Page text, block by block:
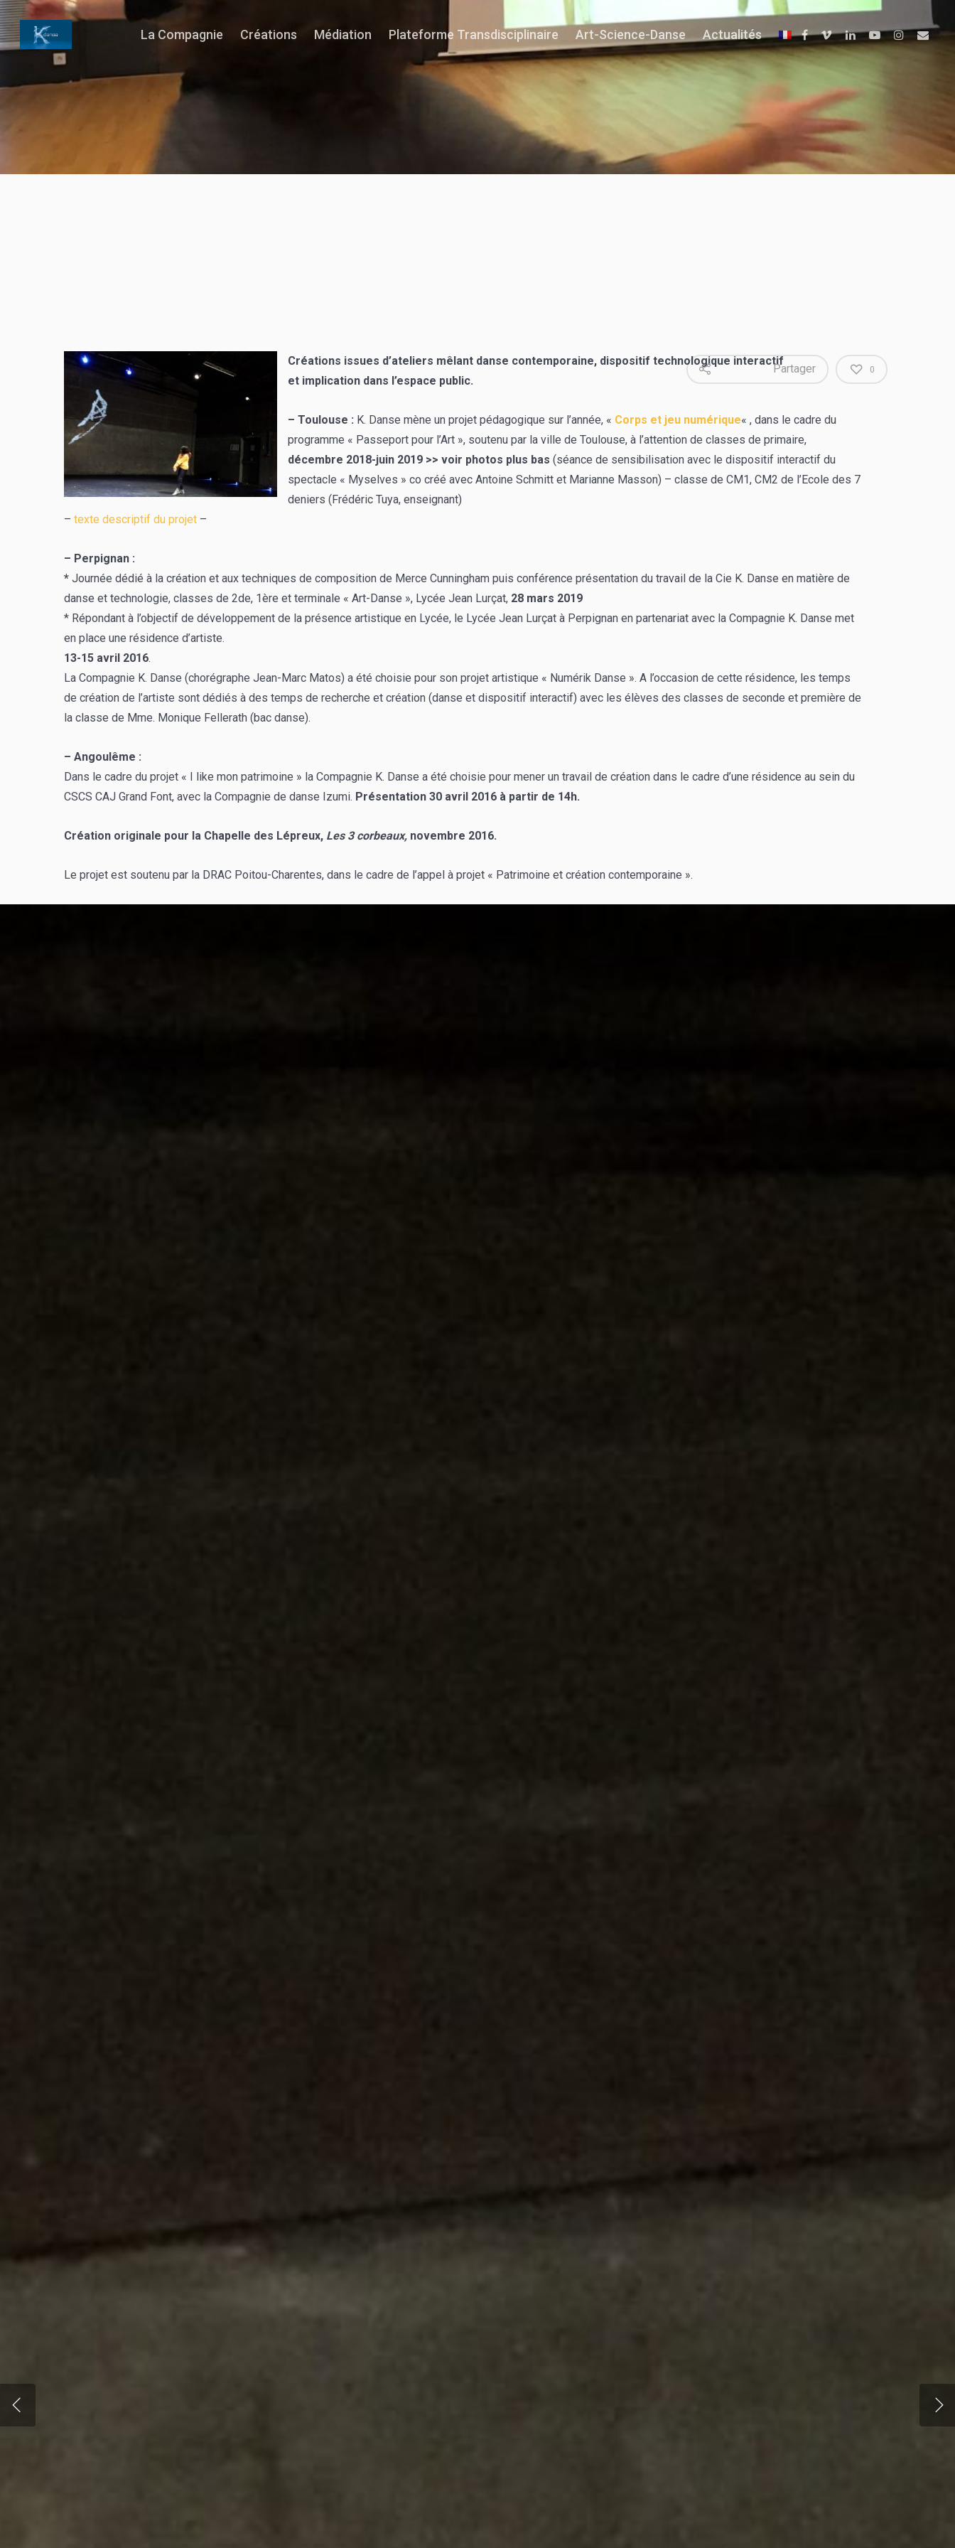
La Compagnie Créations Médiation Plateforme Transdisciplinaire Art-Science-Danse Actualités
Partager 0
Créations issues d’ateliers mêlant danse contemporaine, dispositif technologique interactif
et implication dans l’espace public.
– Toulouse : K. Danse mène un projet pédagogique sur l’année, « Corps et jeu numérique« , dans le cadre du
programme « Passeport pour l’Art », soutenu par la ville de Toulouse, à l’attention de classes de primaire,
décembre 2018-juin 2019 >> voir photos plus bas (séance de sensibilisation avec le dispositif interactif du
spectacle « Myselves » co créé avec Antoine Schmitt et Marianne Masson) – classe de CM1, CM2 de l’Ecole des 7
deniers (Frédéric Tuya, enseignant)
– texte descriptif du projet –
– Perpignan :
* Journée dédié à la création et aux techniques de composition de Merce Cunningham puis conférence présentation du travail de la Cie K. Danse en matière de
danse et technologie, classes de 2de, 1ère et terminale « Art-Danse », Lycée Jean Lurçat, 28 mars 2019
* Répondant à l’objectif de développement de la présence artistique en Lycée, le Lycée Jean Lurçat à Perpignan en partenariat avec la Compagnie K. Danse met
en place une résidence d’artiste.
13-15 avril 2016.
La Compagnie K. Danse (chorégraphe Jean-Marc Matos) a été choisie pour son projet artistique « Numérik Danse ». A l’occasion de cette résidence, les temps
de création de l’artiste sont dédiés à des temps de recherche et création (danse et dispositif interactif) avec les élèves des classes de seconde et première de
la classe de Mme. Monique Fellerath (bac danse).
– Angoulême :
Dans le cadre du projet « I like mon patrimoine » la Compagnie K. Danse a été choisie pour mener un travail de création dans le cadre d’une résidence au sein du
CSCS CAJ Grand Font, avec la Compagnie de danse Izumi. Présentation 30 avril 2016 à partir de 14h.
Création originale pour la Chapelle des Lépreux, Les 3 corbeaux, novembre 2016.
Le projet est soutenu par la DRAC Poitou-Charentes, dans le cadre de l’appel à projet « Patrimoine et création contemporaine ».